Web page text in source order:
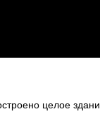
целое